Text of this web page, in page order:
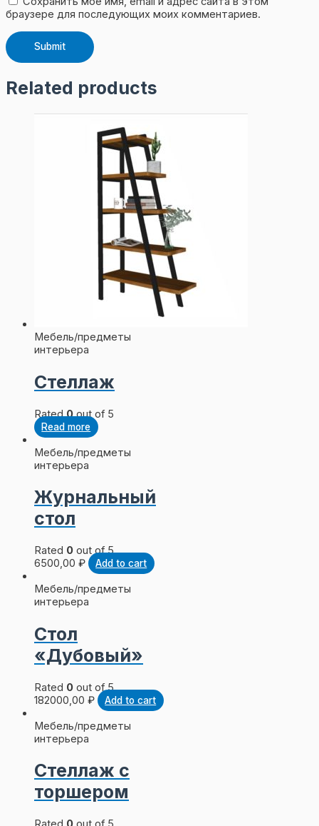
браузере для последующих моих комментариев.
Related products
Мебель/предметы
интерьера
Стеллаж
Rated0out of 5
Read more
Мебель/предметы
интерьера
Журнальный
стол
Rated 0 out of 5
6500,00 ₽ Add to cart
Мебель/предметы
интерьера
Стол
«Дубовый»
Rated 0 out of 5
182000,00 ₽ Add to cart
Мебель/предметы
интерьера
Стеллаж с
торшером